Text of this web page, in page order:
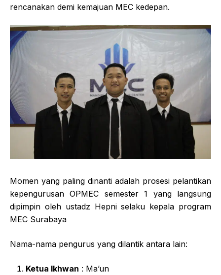
rencanakan demi kemajuan MEC kedepan.
Momen yang paling dinanti adalah prosesi pelantikan
kepengurusan OPMEC semester 1 yang langsung
dipimpin oleh ustadz Hepni selaku kepala program
MEC Surabaya
Nama-nama pengurus yang dilantik antara lain:
Ketua Ikhwan : Ma’un